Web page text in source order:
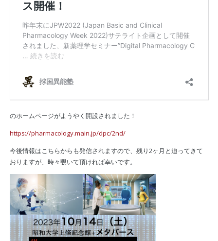
のホームページがようやく開設されました！
https://pharmacology.main.jp/dpc/2nd/
今後情報はこちらからも発信されますので、残り2ヶ月と迫ってきて
おりますが、時々覗いて頂ければ幸いです。